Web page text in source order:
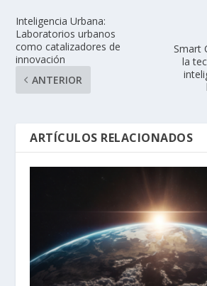
Inteligencia Urbana:
Laboratorios urbanos
como catalizadores de
innovación
ANTERIOR
Smart
la
ARTÍCULOS RELACIONADOS